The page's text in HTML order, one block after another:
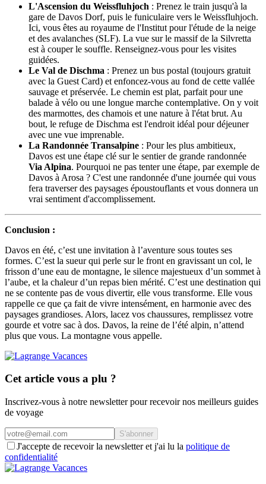
L'Ascension du Weissfluhjoch : Prenez le train jusqu'à la
gare de Davos Dorf, puis le funiculaire vers le Weissfluhjoch.
Ici, vous êtes au royaume de l'Institut pour l'étude de la neige
et des avalanches (SLF). La vue sur le massif de la Silvretta
est à couper le souffle. Renseignez-vous pour les visites
guidées.
Le Val de Dischma : Prenez un bus postal (toujours gratuit
avec la Guest Card) et enfoncez-vous au fond de cette vallée
sauvage et préservée. Le chemin est plat, parfait pour une
balade à vélo ou une longue marche contemplative. On y voit
des marmottes, des chamois et une nature à l'état brut. Au
bout, le refuge de Dischma est l'endroit idéal pour déjeuner
avec une vue imprenable.
La Randonnée Transalpine : Pour les plus ambitieux,
Davos est une étape clé sur le sentier de grande randonnée
Via Alpina. Pourquoi ne pas tenter une étape, par exemple de
Davos à Arosa ? C'est une randonnée d'une journée qui vous
fera traverser des paysages époustouflants et vous donnera un
vrai sentiment d'accomplissement.
Conclusion :
Davos en été, c’est une invitation à l’aventure sous toutes ses
formes. C’est la sueur qui perle sur le front en gravissant un col, le
frisson d’une eau de montagne, le silence majestueux d’un sommet à
l’aube, et la chaleur d’un repas bien mérité. C’est une destination qui
ne se contente pas de vous divertir, elle vous transforme. Elle vous
rappelle ce que ça fait de vivre intensément, en harmonie avec des
paysages grandioses. Alors, lacez vos chaussures, remplissez votre
gourde et votre sac à dos. Davos, la reine de l’été alpin, n’attend
plus que vous. La montagne vous appelle.
Cet article vous a plu ?
Inscrivez-vous à notre newsletter pour recevoir nos meilleurs guides
de voyage
S'abonner
J'accepte de recevoir la newsletter et j'ai lu la politique de
confidentialité